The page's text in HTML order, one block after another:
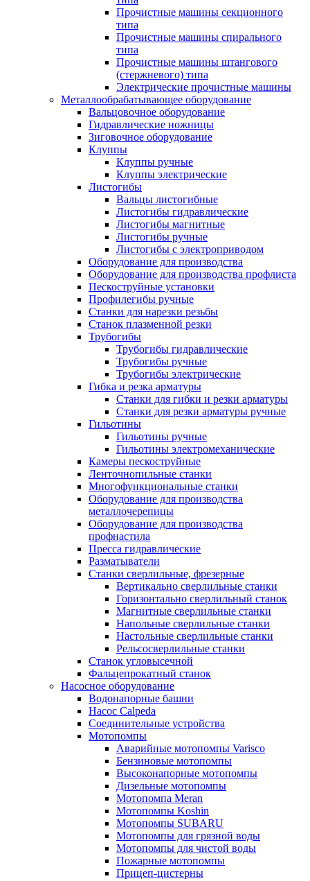
Прочистные машины секционного
типа
Прочистные машины спирального
типа
Прочистные машины штангового
(стержневого) типа
Электрические прочистные машины
Металлообрабатывающее оборудование
Вальцовочное оборудование
Гидравлические ножницы
Зиговочное оборудование
Клуппы
Клуппы ручные
Клуппы электрические
Листогибы
Вальцы листогибные
Листогибы гидравлические
Листогибы магнитные
Листогибы ручные
Листогибы с электроприводом
Оборудование для производства
Оборудование для производства профлиста
Пескоструйные установки
Профилегибы ручные
Станки для нарезки резьбы
Станок плазменной резки
Трубогибы
Трубогибы гидравлические
Трубогибы ручные
Трубогибы электрические
Гибка и резка арматуры
Станки для гибки и резки арматуры
Станки для резки арматуры ручные
Гильотины
Гильотины ручные
Гильотины электромеханические
Камеры пескоструйные
Ленточнопильные станки
Многофункциональные станки
Оборудование для производства
металлочерепицы
Оборудование для производства
профнастила
Пресса гидравлические
Разматыватели
Станки сверлильные, фрезерные
Вертикально сверлильные станки
Горизонтально сверлильный станок
Магнитные сверлильные станки
Напольные сверлильные станки
Настольные сверлильные станки
Рельсосверлильные станки
Станок угловысечной
Фальцепрокатный станок
Насосное оборудование
Водонапорные башни
Насос Calpeda
Соединительные устройства
Мотопомпы
Аварийные мотопомпы Varisco
Бензиновые мотопомпы
Высоконапорные мотопомпы
Дизельные мотопомпы
Мотопомпа Meran
Мотопомпы Koshin
Мотопомпы SUBARU
Мотопомпы для грязной воды
Мотопомпы для чистой воды
Пожарные мотопомпы
Прицеп-цистерны